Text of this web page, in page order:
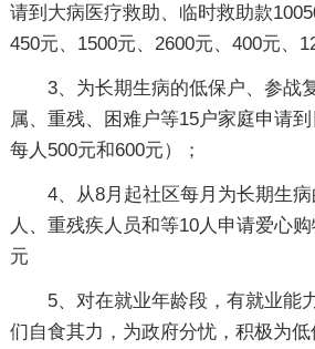
请到大病医疗救助、临时救助款
450元、1500元、2600元、400元、
3、为长期生病的低保户、参战
属、重残、困难户等15户家庭申请
每人500元和600元）；
4、从8月起社区每月为长期生病
人、重残疾人员和等10人申请爱心
元
5、对在就业年龄段，有就业能
们自食其力，为政府分忧，积极为